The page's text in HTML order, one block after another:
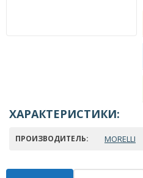
ХАРАКТЕРИСТИКИ:
ПРОИЗВОДИТЕЛЬ: MORELLI